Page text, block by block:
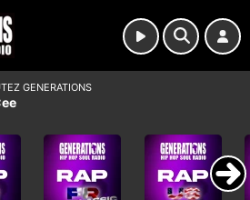
GENERATIONS